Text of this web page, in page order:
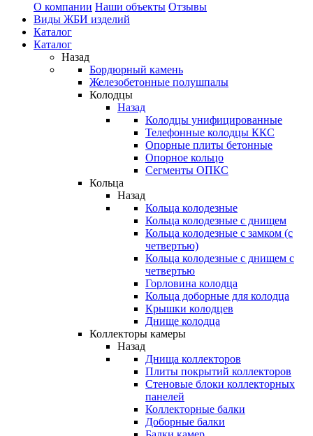
О компании Наши объекты Отзывы
Виды ЖБИ изделий
Каталог
Каталог
Назад
Бордюрный камень
Железобетонные полушпалы
Колодцы
Назад
Колодцы унифицированные
Телефонные колодцы ККС
Опорные плиты бетонные
Опорное кольцо
Сегменты ОПКС
Кольца
Назад
Кольца колодезные
Кольца колодезные с днищем
Кольца колодезные с замком (с
четвертью)
Кольца колодезные с днищем с
четвертью
Горловина колодца
Кольца доборные для колодца
Крышки колодцев
Днище колодца
Коллекторы камеры
Назад
Днища коллекторов
Плиты покрытий коллекторов
Стеновые блоки коллекторных
панелей
Коллекторные балки
Доборные балки